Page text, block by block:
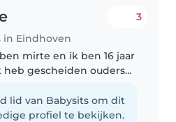
in Eindhoven
3
mirte en ik ben 16 jaar
heb gescheiden ouders
van kinderen, ben erg
oprecht en
lid van Babysits om dit
profiel te bekijken.